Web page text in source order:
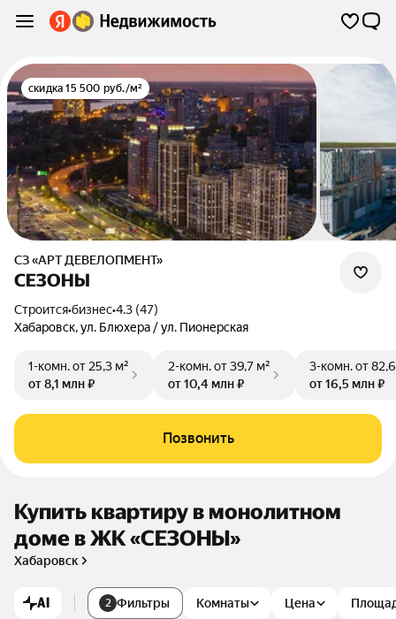
скидка 15 500 руб./м²
СЗ «АРТ ДЕВЕЛОПМЕНТ»
СЕЗОНЫ
Строится•бизнес•4.3 (47)
Хабаровск,ул. Блюхера / ул. Пионерская
1-комн.от 25,3 м²
от 8,1 млн ₽
2-комн.от 39,7 м²
от 10,4 млн ₽
3-комн.от
от 16,5 млн ₽
Позвонить
Купить квартиру в монолитном
доме в ЖК «СЕЗОНЫ»
Хабаровск
AI 2 Фильтры Комнаты Цена